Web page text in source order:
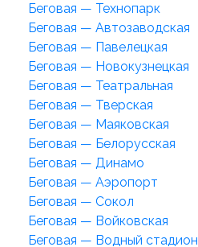
Беговая — Технопарк
Беговая — Автозаводская
Беговая — Павелецкая
Беговая — Новокузнецкая
Беговая — Театральная
Беговая — Тверская
Беговая — Маяковская
Беговая — Белорусская
Беговая — Динамо
Беговая — Аэропорт
Беговая — Сокол
Беговая — Войковская
Беговая — Водный стадион